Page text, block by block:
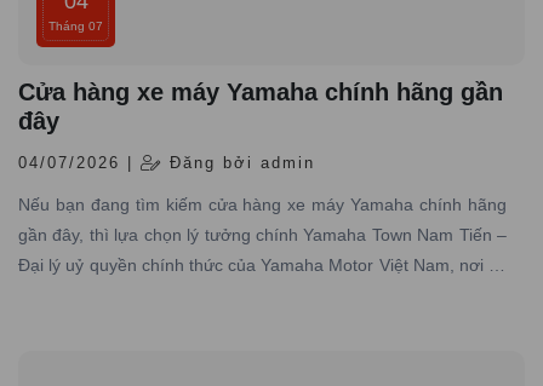
Tháng 07
Cửa hàng xe máy Yamaha chính hãng gần
đây
04/07/2026 | Đăng bởi admin
Nếu bạn đang tìm kiếm cửa hàng xe máy Yamaha chính hãng
gần đây, thì lựa chọn lý tưởng chính Yamaha Town Nam Tiến –
Đại lý uỷ quyền chính thức của Yamaha Motor Việt Nam, nơi có